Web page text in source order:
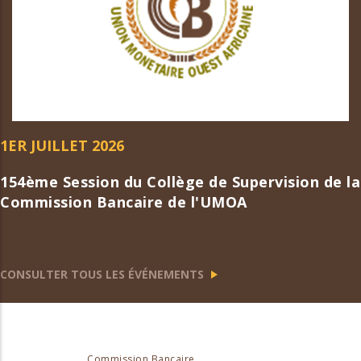
1ER JUILLET 2026
154ème Session du Collège de Supervision de la
Commission Bancaire de l'UMOA
CONSULTER TOUS LES ÉVÉNEMENTS